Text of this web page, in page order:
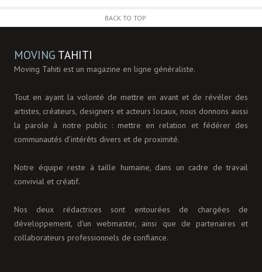
BACK TO TOP
MOVING TAHITI
Moving Tahiti est un magazine en ligne généraliste.
Tout en ayant la volonté de mettre en avant et de révéler des
artistes, créateurs, designers et acteurs locaux, nous donnons aussi
la parole à notre public : mettre en relation et fédérer des
communautés d’intérêts divers et de proximité.
Notre équipe reste à taille humaine, dans un cadre de travail
convivial et créatif.
Nos deux rédactrices sont entourées de chargées de
développement, d'un webmaster, ainsi que de partenaires et
collaborateurs professionnels de confiance.